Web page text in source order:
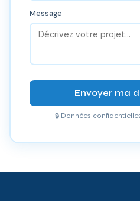
Message
Envoyer ma
🔒 Données